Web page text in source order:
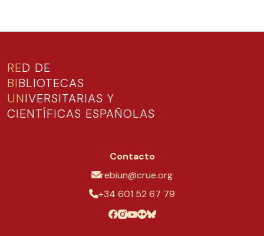
RED DE
BIBLIOTECAS
UNIVERSITARIAS Y
CIENTÍFICAS ESPAÑOLAS
Contacto
rebiun@crue.org
+34 601 52 67 79